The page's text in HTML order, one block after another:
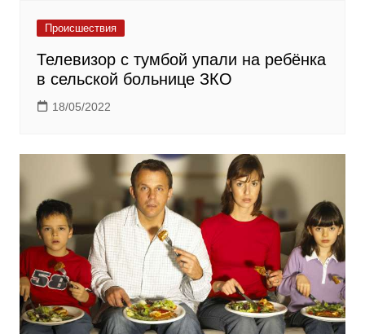
Происшествия
Телевизор с тумбой упали на ребёнка
в сельской больнице ЗКО
18/05/2022